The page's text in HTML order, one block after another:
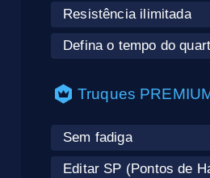
Resistência ilimitada
Defina o tempo do
Truques
Sem fadiga
Editar SP (Pontos de